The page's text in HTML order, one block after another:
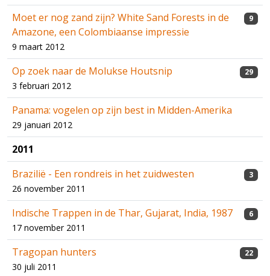
Moet er nog zand zijn? White Sand Forests in de
Amazone, een Colombiaanse impressie
9 maart 2012
9
Op zoek naar de Molukse Houtsnip
3 februari 2012
29
Panama: vogelen op zijn best in Midden-Amerika
29 januari 2012
2011
Brazilië - Een rondreis in het zuidwesten
26 november 2011
3
Indische Trappen in de Thar, Gujarat, India, 1987
17 november 2011
6
Tragopan hunters
30 juli 2011
22